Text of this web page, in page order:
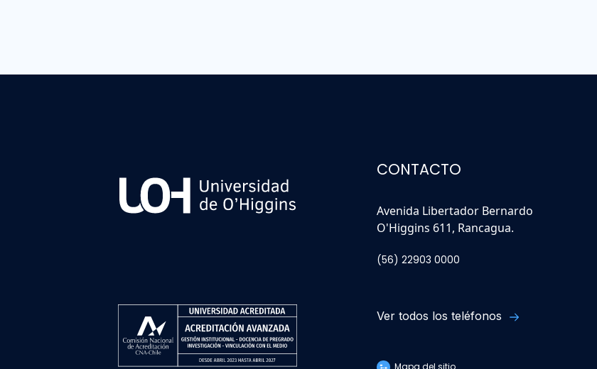
CONTACTO
Avenida Libertador Bernardo
O'Higgins 611, Rancagua.
(56) 22903 0000
Ver todos los teléfonos